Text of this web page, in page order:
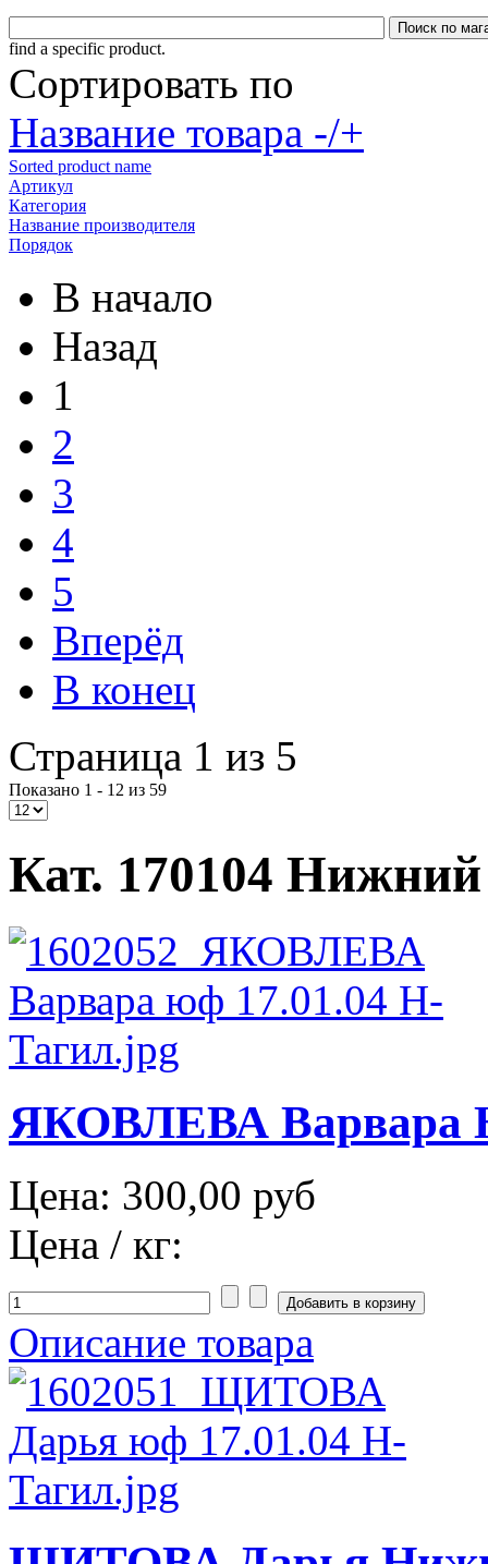
find a specific product.
Сортировать по
Название товара -/+
Sorted product name
Артикул
Категория
Название производителя
Порядок
В начало
Назад
1
2
3
4
5
Вперёд
В конец
Страница 1 из 5
Показано 1 - 12 из 59
Кат. 170104
ЯКОВЛЕВА Варвара
Цена: 300,00 руб
Цена / кг:
Описание товара